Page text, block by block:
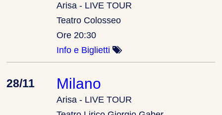
Arisa - LIVE TOUR
Teatro Colosseo
Ore 20:30
Info e Biglietti
28/11 Milano
Arisa - LIVE TOUR